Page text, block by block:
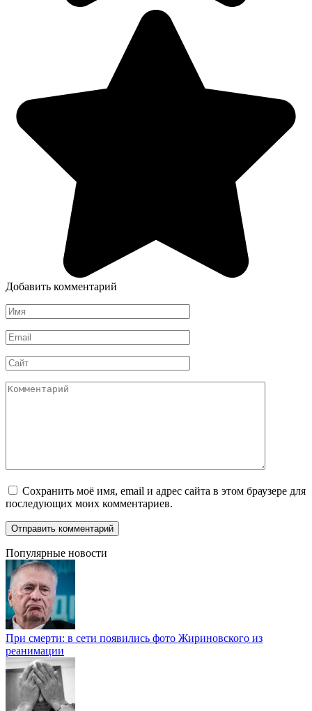
Добавить комментарий
Имя
*
Email
*
Сайт
Комментарий
Сохранить моё имя, email и адрес сайта в этом браузере для
последующих моих комментариев.
Популярные новости
При смерти: в сети появились фото Жириновского из
реанимации